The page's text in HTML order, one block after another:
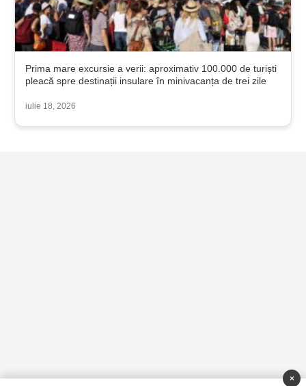
Prima mare excursie a verii: aproximativ 100.000 de turiști
pleacă spre destinații insulare în minivacanța de trei zile
iulie 18, 2026
×